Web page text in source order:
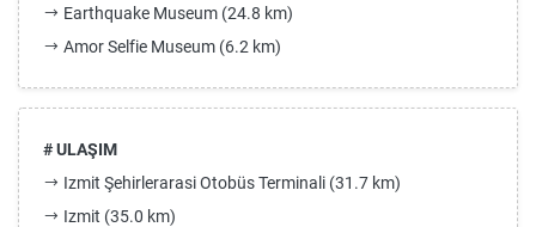
Earthquake Museum (24.8 km)
Amor Selfie Museum (6.2 km)
# ULAŞIM
Izmit Şehirlerarasi Otobüs Terminali (31.7 km)
Izmit (35.0 km)